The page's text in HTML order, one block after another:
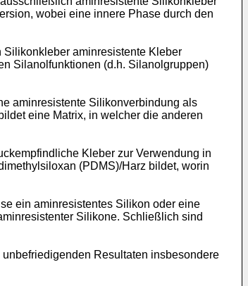
wobei eine innere Phase durch den
aminresistente Kleber
Silanolfunktionen (d.h. Silanolgruppen)
aminresistente Silikonverbindung als
eine Matrix, in welcher die anderen
Kleber zur Verwendung in
(PDMS)/Harz bildet, worin
ein aminresistentes Silikon oder eine
Silikone. Schließlich sind
Resultaten insbesondere